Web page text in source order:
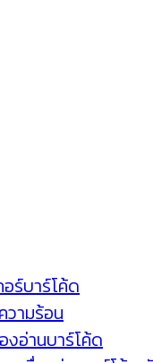
ร์บาร์โค้ด
วามร้อน
งอ่านบาร์โค้ด